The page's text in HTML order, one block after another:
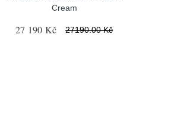
Cream
27 190 Kč 27190.00 Kč